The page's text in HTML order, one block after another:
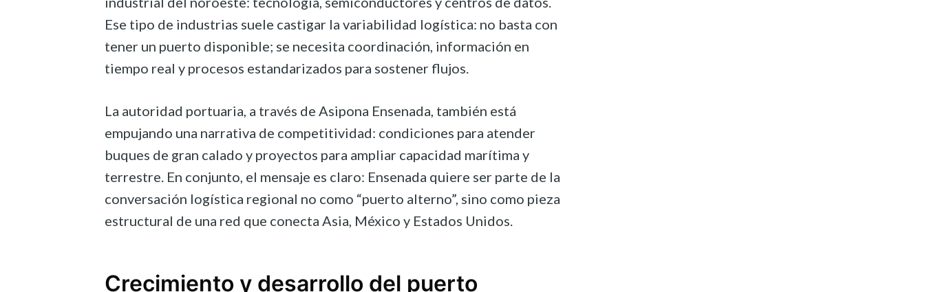
Ese tipo de industrias suele castigar la variabilidad logística: no basta con
tener un puerto disponible; se necesita coordinación, información en
tiempo real y procesos estandarizados para sostener flujos.
La autoridad portuaria, a través de Asipona Ensenada, también está
empujando una narrativa de competitividad: condiciones para atender
buques de gran calado y proyectos para ampliar capacidad marítima y
terrestre. En conjunto, el mensaje es claro: Ensenada quiere ser parte de la
conversación logística regional no como “puerto alterno”, sino como pieza
estructural de una red que conecta Asia, México y Estados Unidos.
Crecimiento y desarrollo del puerto